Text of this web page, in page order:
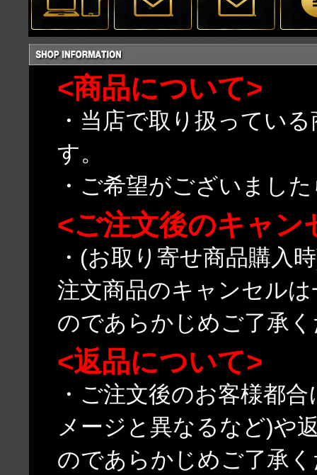
<商品について>
・当店で取り扱ってい
す。
・ご希望がございまし
<ご注文後のキャン
・(お取り寄せ商品購入
注文商品のキャンセル
のであらかじめご了承
<返品について>
・ご注文後のお客様都
メージと異なるなど)や
のであらかじめご了承